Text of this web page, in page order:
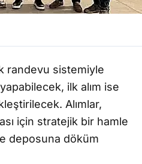
randevu sistemiyle
ilk alım ise
Alımlar,
için stratejik bir hamle
deposuna döküm